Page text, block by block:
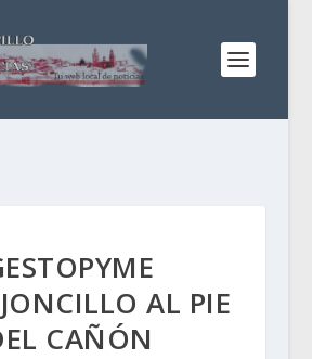
AL PIE
CAÑÓN